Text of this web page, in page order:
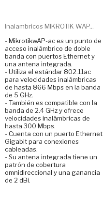
Inalambricos MIKROTIK WAP...
- MikrotikwAP-ac es un punto de
acceso inalámbrico de doble
banda con puertos Ethernet y
una antena integrada.
- Utiliza el estándar 802.11ac
para velocidades inalámbricas
de hasta 866 Mbps en la banda
de 5 GHz.
- También es compatible con la
banda de 2.4 GHz y ofrece
velocidades inalámbricas de
hasta 300 Mbps.
- Cuenta con un puerto Ethernet
Gigabit para conexiones
cableadas.
- Su antena integrada tiene un
patrón de cobertura
omnidireccional y una ganancia
de 2 dBi.